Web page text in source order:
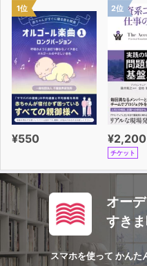
1位
¥550
2位
¥2,200
チケット
オー
すき
スマホを使って かんた